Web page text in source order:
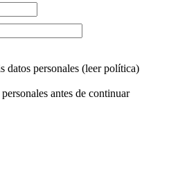
datos personales (leer política)
antes de continuar